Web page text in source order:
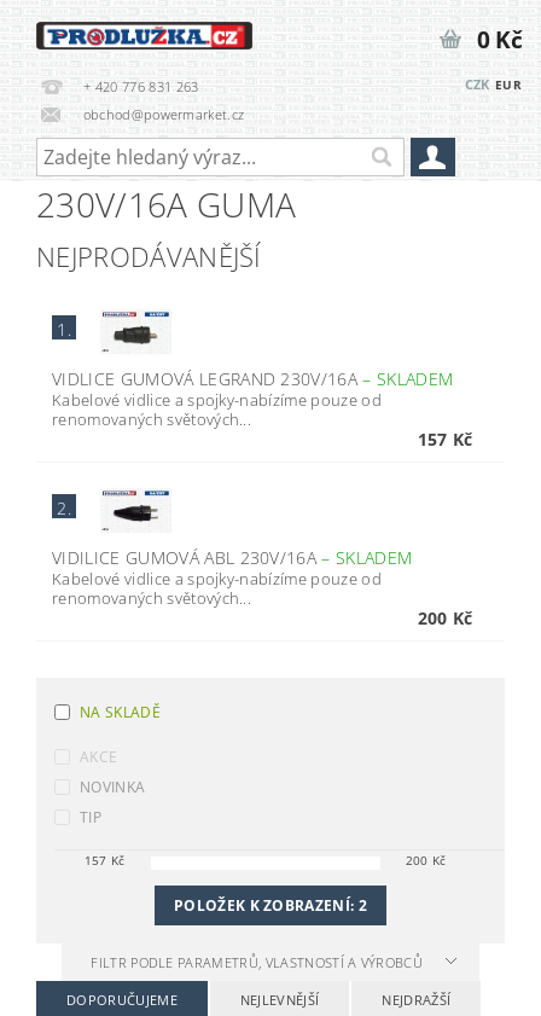
+ 420 776 831 263
obchod@powermarket.cz
CZK EUR
0 Kč
230V/16A GUMA
NEJPRODÁVANĚJŠÍ
1.
VIDLICE GUMOVÁ LEGRAND 230V/16A–SKLADEM
Kabelové vidlice a spojky-nabízíme pouze od
renomovaných světových...
157 Kč
2.
VIDILICE GUMOVÁ ABL 230V/16A–SKLADEM
Kabelové vidlice a spojky-nabízíme pouze od
renomovaných světových...
200 Kč
NA SKLADĚ
AKCE
NOVINKA
TIP
157 Kč 200 Kč
POLOŽEK K ZOBRAZENÍ: 2
FILTR PODLE PARAMETRŮ, VLASTNOSTÍ A VÝROBCŮ
DOPORUČUJEME NEJLEVNĚJŠÍ NEJDRAŽŠÍ